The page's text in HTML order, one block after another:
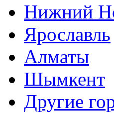
Нижний
Ярославль
Алматы
Шымкент
Другие